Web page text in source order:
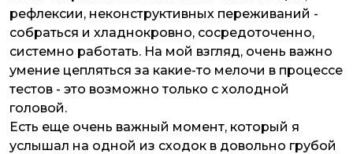
рефлексии, неконструктивных переживаний -
собраться и хладнокровно, сосредоточенно,
системно работать. На мой взгляд, очень важно
умение цепляться за какие-то мелочи в процессе
тестов - это возможно только с холодной
головой.
Есть еще очень важный момент, который я
услышал на одной из сходок в довольно грубой